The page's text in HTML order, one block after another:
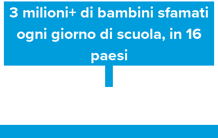
3 milioni+ di bambini sfamati
ogni giorno di scuola, in 16
paesi